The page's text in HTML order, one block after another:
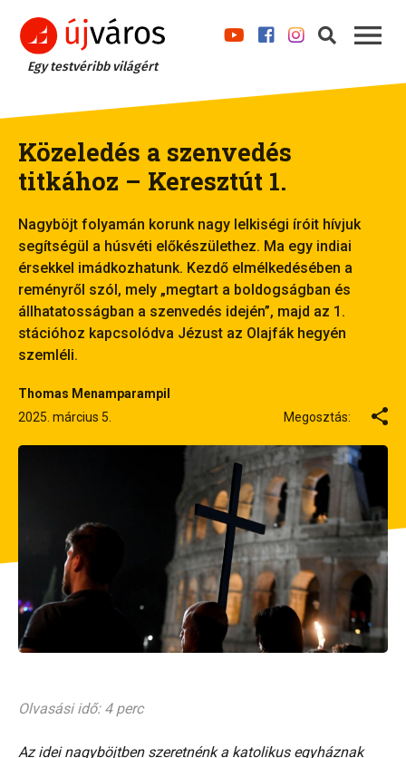
Egy testvéribb világért
Közeledés a szenvedés
titkához – Keresztút 1.
Nagyböjt folyamán korunk nagy lelkiségi íróit hívjuk
segítségül a húsvéti előkészülethez. Ma egy indiai
érsekkel imádkozhatunk. Kezdő elmélkedésében a
reményről szól, mely „megtart a boldogságban és
állhatatosságban a szenvedés idején”, majd az 1.
stációhoz kapcsolódva Jézust az Olajfák hegyén
szemléli.
Thomas Menamparampil
2025. március 5.
Megosztás:
Olvasási idő: 4 perc
Az idei nagyböjtben szeretnénk a katolikus egyháznak